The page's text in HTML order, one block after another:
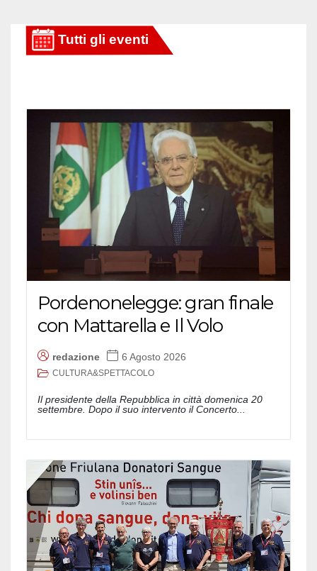
Pordenonelegge: gran finale
con Mattarella e Il Volo
redazione 6 Agosto 2026
CULTURA&SPETTACOLO
Il presidente della Repubblica in città domenica 20
settembre. Dopo il suo intervento il Concerto...